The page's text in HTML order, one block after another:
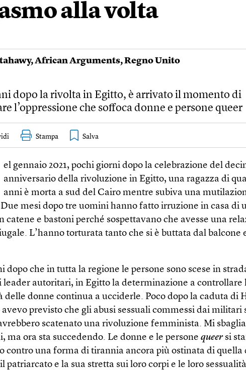
alla volta
,African Arguments,Regno Unito
dopo la rivolta in Egitto, è arrivato il momento di
l’oppressione che soffoca donne e persone queer
Stampa
el gennaio 2021, pochi giorni dopo la celebrazione del
anniversario della rivoluzione in Egitto, una ragazza di
anni è morta a sud del Cairo mentre subiva una
mesi dopo tre uomini hanno fatto irruzione in casa di
catene e bastoni perché sospettavano che avesse una
L’hanno torturata tanto che si è buttata dal balcone
dopo che in tutta la regione le persone sono scese in
leader autoritari, in Egitto la determinazione a controllare
delle donne continua a ucciderle. Poco dopo la caduta di
previsto che gli abusi sessuali commessi dai militari
scatenato una rivoluzione femminista. Mi
ma ora sta succedendo. Le donne e le personequeersi
contro una forma di tirannia ancora più ostinata di quella
patriarcato e la sua stretta sui loro corpi e le loro